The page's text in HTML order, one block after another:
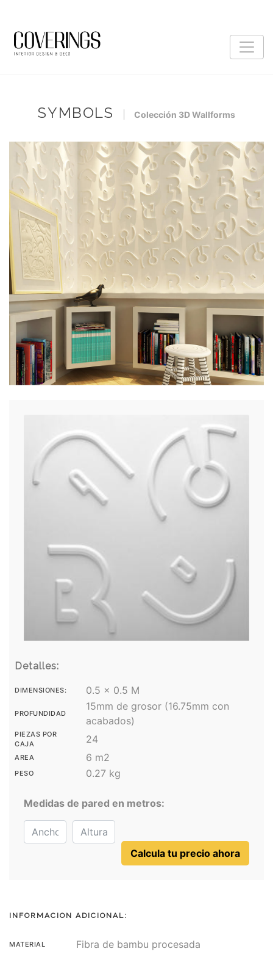
SYMBOLS Colección 3D Wallforms
Detalles:
DIMENSIONES: 0.5 x 0.5 M
PROFUNDIDAD
15mm de grosor (16.75mm con
acabados)
PIEZAS POR
CAJA
24
AREA 6 m2
PESO 0.27 kg
Medidas de pared en metros:
Calcula tu precio ahora
INFORMACION ADICIONAL:
MATERIAL Fibra de bambu procesada